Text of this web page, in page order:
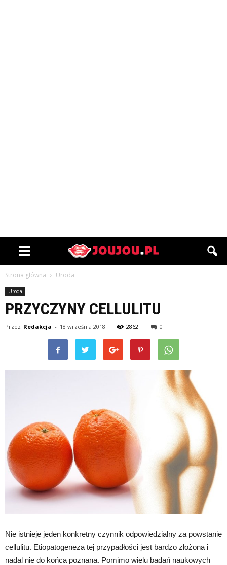
Strona główna Uroda
Uroda
PRZYCZYNY CELLULITU
Przez Redakcja - 18 września 2018 2862 0
Nie istnieje jeden konkretny czynnik odpowiedzialny za powstanie
cellulitu. Etiopatogeneza tej przypadłości jest bardzo złożona i
nadal nie do końca poznana. Pomimo wielu badań naukowych